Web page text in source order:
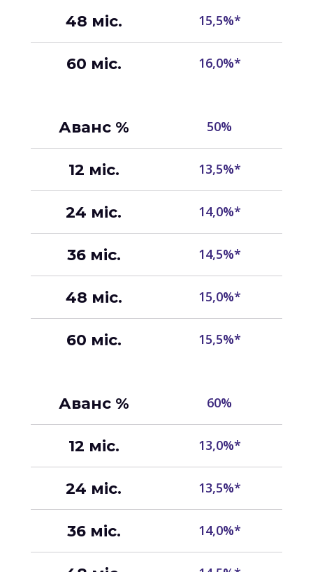
48 міс. 15,5%*
60 міс. 16,0%*
Аванс % 50%
12 міс. 13,5%*
24 міс. 14,0%*
36 міс. 14,5%*
48 міс. 15,0%*
60 міс. 15,5%*
Аванс % 60%
12 міс. 13,0%*
24 міс. 13,5%*
36 міс. 14,0%*